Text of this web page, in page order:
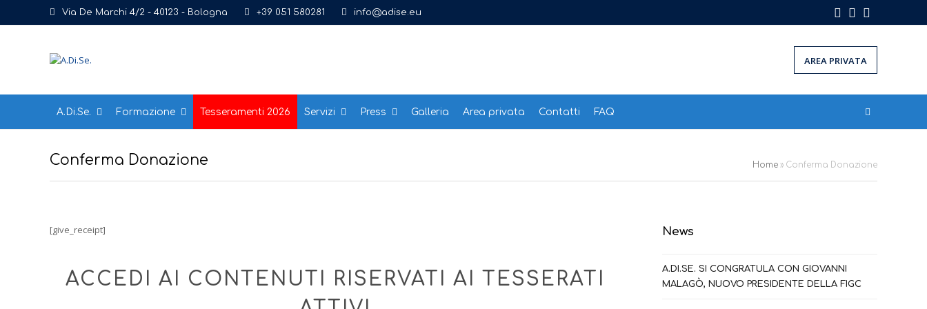
Via De Marchi 4/2 - 40123 - Bologna +39 051 580281 info@adise.eu Facebook
Instagram
AREA PRIVATA
A.Di.Se. Formazione Tesseramenti 2026 Servizi Press Galleria Area privata Contatti FAQ
Conferma Donazione Home » Conferma Donazione
[give_receipt]
ACCEDI AI CONTENUTI RISERVATI AI TESSERATI
News
A.DI.SE. SI CONGRATULA CON GIOVANNI
MALAGÒ, NUOVO PRESIDENTE DELLA FIGC